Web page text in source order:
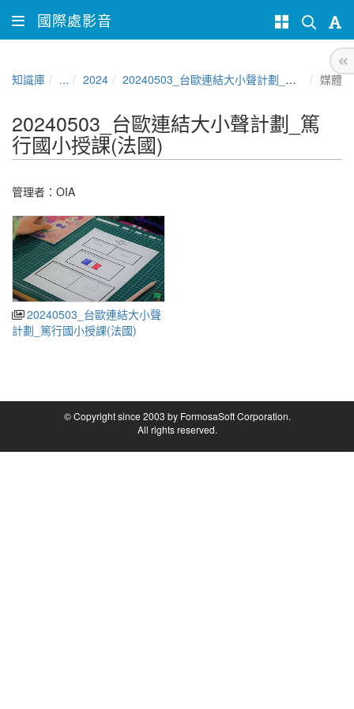
國際處影音
知識庫 ... 2024 20240503_台歐連結大小聲計劃_篤行國小授課(法國) 媒體
20240503_台歐連結大小聲計劃_篤
行國小授課(法國)
管理者： OIA
20240503_台歐連結大小聲
計劃_篤行國小授課(法國)
© Copyright since 2003 by FormosaSoft Corporation.
All rights reserved.